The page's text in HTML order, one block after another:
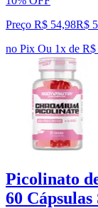
Preço R$ 54,98R$
no Pix Ou 1x de R$
Picolinato
60